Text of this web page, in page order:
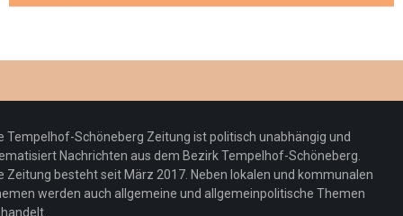
Redaktion 23. Juli 2026
Pepe Jeans London mit Summer Sale und
neuer Kollektion
Redaktion 19. Juli 2026
Woher kommt der Honig? – Neue EU-
Regeln gelten 14. Juni
Tempelhof-Schöneberg Zeitung ist politisch unabhängig und
Nachrichten aus dem Bezirk Tempelhof-Schöneberg.
Zeitung besteht seit März 2017. Neben lokalen und kommunalen
werden auch allgemeine und allgemeinpolitische Themen